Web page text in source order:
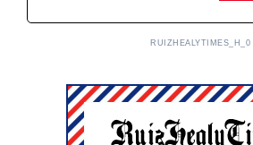
RUIZHEALYTIMES_H_0